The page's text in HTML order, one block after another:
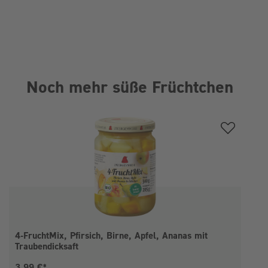
Noch mehr süße Früchtchen
4-FruchtMix, Pfirsich, Birne, Apfel, Ananas mit
Traubendicksaft